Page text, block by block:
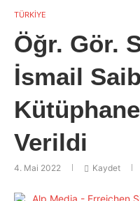
TÜRKİYE
Öğr. Gör.
İsmail
Verildi
4. Mai 2022 Kaydet